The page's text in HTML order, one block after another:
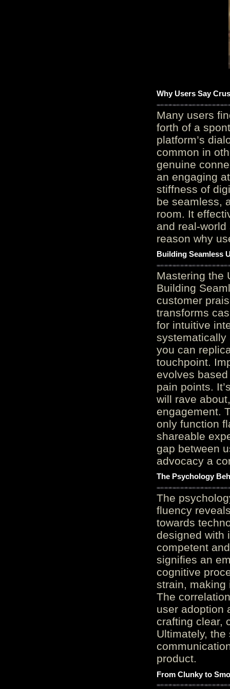
Why Users Say
Many users
forth of a
platform’s
common in
genuine
an engaging
stiffness of
be seamless,
room. It
and real-
reason why
Building Seamless
Mastering the
Building
customer
transforms
for intuitive
systematically
you can
touchpoint.
evolves
pain points.
will rave
engagement.
only function
shareable
gap between
advocacy a
The Psychology
The
fluency
towards
designed with
competent
signifies an
cognitive
strain, making
The
user adoption
crafting clear,
Ultimately,
product.
From Clunky to